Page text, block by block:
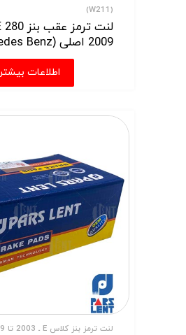
(W211)
2009 اصلی (Mercedes Benz)
اطلاعات بیشتر